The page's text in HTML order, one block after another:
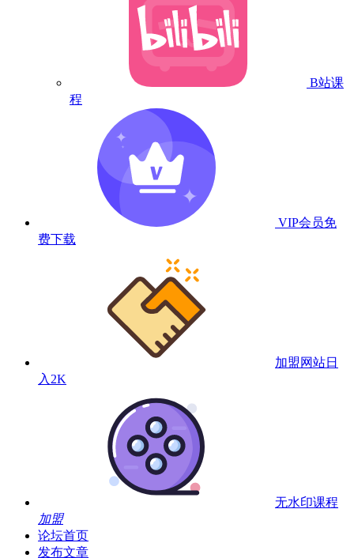
B站课
程
VIP会员免
费下载
加盟网站日
入2K
无水印课程
加盟
论坛首页
发布文章